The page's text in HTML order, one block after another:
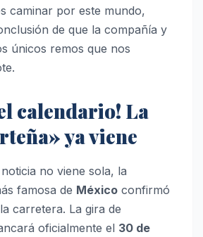
caminar por este mundo,
de que la compañía y
únicos remos que nos
calendario! La
ya viene
no viene sola, la
famosa de México confirmó
carretera. La gira de
oficialmente el 30 de